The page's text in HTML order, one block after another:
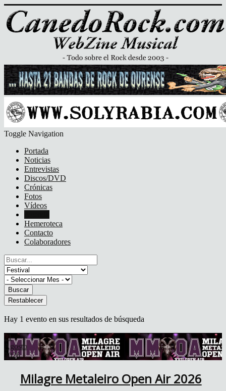
Toggle Navigation
Portada
Noticias
Entrevistas
Discos/DVD
Crónicas
Fotos
Vídeos
Hemeroteca
Contacto
Colaboradores
Buscar
Restablecer
Hay 1 evento en sus resultados de búsqueda
21
Agosto
2026
Milagre Metaleiro Open Air 2026